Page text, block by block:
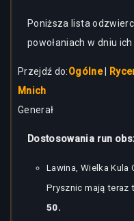
Poniższa lista
powołaniach w dniu ich
Przejdź do:Ogólne|
Mnich
Generał
Dostosowania run
Lawina, Wielka Kula
Prysznic mają teraz
50.